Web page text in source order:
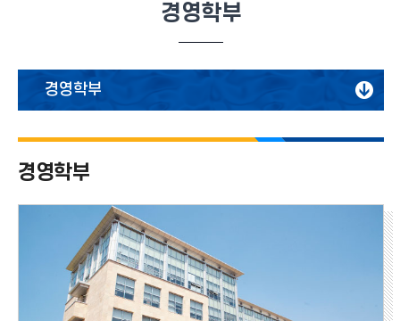
경영학부
경영학부
경영학부
데이터과학과
세무회계학과
테크노경영학과
경영학부